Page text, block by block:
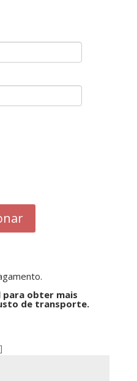
obter mais
de transporte.